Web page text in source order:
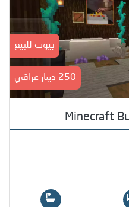
بيوت للبيع
250 دينار عراقي
Minecraft